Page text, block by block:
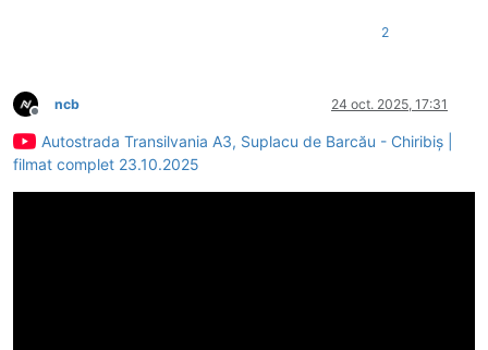
2
Deconectat
ncb 24 oct. 2025, 17:31
Autostrada Transilvania A3, Suplacu de Barcău - Chiribiș |
filmat complet 23.10.2025